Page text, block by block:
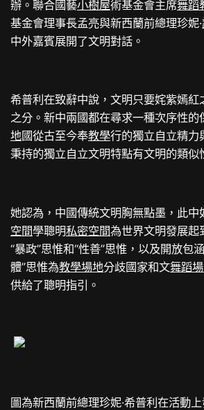
辦。聯合國藝小樹屋術基金會主席舞蹈
基金會理事長孟亮與新西蘭前總理珍妮·
中外嘉賓展開了文明對話。
希普利在致辭中說，文明只要姹紫嫣紅
之分。新中兩國都在尋求一種次序性的
地國從古至今奉教學行的獨立自立精力
秉持的獨立自立文明特點有文明的類似
她認為，中國傳統文明胸無點墨，此中
空間學聰明私密空間為世界文明發展起
“暴政”思惟和“性善”思惟，以及開放包
體”思惟為教學場地分歧國家和文舞蹈
供給了聰明指引。
圖為新西蘭前總理珍妮·希普利在活動